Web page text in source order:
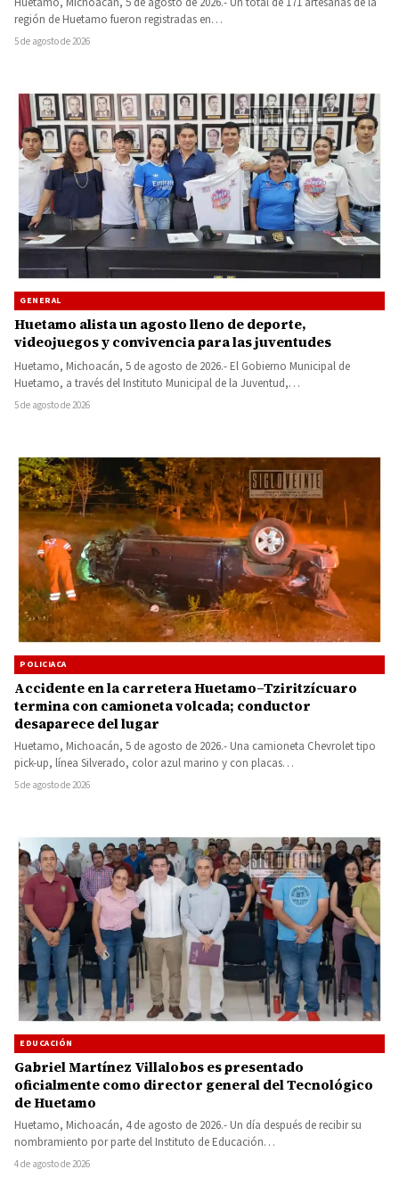
región de Huetamo fueron registradas en…
5 de agosto de 2026
GENERAL
Huetamo alista un agosto lleno de deporte,
videojuegos y convivencia para las juventudes
Huetamo, Michoacán, 5 de agosto de 2026.- El Gobierno Municipal de
Huetamo, a través del Instituto Municipal de la Juventud,…
5 de agosto de 2026
POLICIACA
Accidente en la carretera Huetamo–Tziritzícuaro
termina con camioneta volcada; conductor
desaparece del lugar
Huetamo, Michoacán, 5 de agosto de 2026.- Una camioneta Chevrolet tipo
pick-up, línea Silverado, color azul marino y con placas…
5 de agosto de 2026
EDUCACIÓN
Gabriel Martínez Villalobos es presentado
oficialmente como director general del Tecnológico
de Huetamo
Huetamo, Michoacán, 4 de agosto de 2026.- Un día después de recibir su
nombramiento por parte del Instituto de Educación…
4 de agosto de 2026